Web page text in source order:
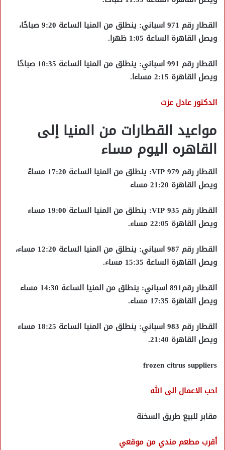
القطار رقم 971 اسباني: ينطلق من المنيا الساعة 9:20 صباحًا،
ويصل القاهرة الساعة 1:05 ظهرا.
القطار رقم 991 اسباني: ينطلق من المنيا الساعة 10:35 صباحًا
ويصل القاهرة 2:15 مساءا.
الدكتور عادل عزت
مواعيد القطارات من المنيا إلى
القاهره اليوم مساء
القطار رقم VIP 979: ينطلق من المنيا الساعة 17:20 مساءً
ويصل القاهرة 21:20 مساء
القطار رقم VIP 935: ينطلق من المنيا الساعة 19:00 مساء
ويصل القاهرة 22:05 مساء.
القطار رقم 987 اسباني: ينطلق من المنيا الساعة 12:20 مساء،
ويصل القاهرة الساعة 15:35 مساء.
القطار رقم891 اسباني: ينطلق من المنيا الساعة 14:30 مساء
ويصل القاهرة 17:35 مساء.
القطار رقم 983 اسباني: ينطلق من المنيا الساعة 18:25 مساء
ويصل القاهرة 21:40.
frozen citrus suppliers
احب الاعمال الى الله
مقابر للبيع طريق السخنة
أقرب مطعم مندي من موقعي